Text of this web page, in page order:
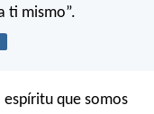
ti mismo”.
espíritu que somos